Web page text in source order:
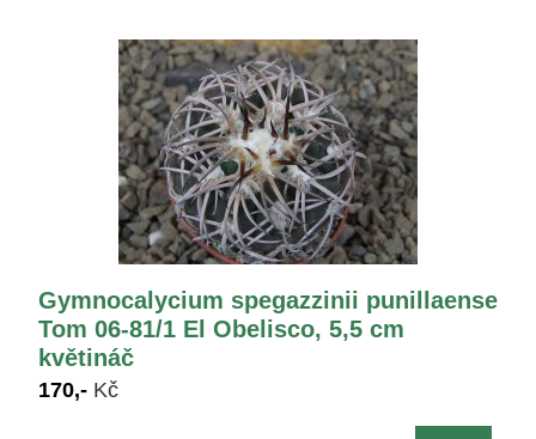
Gymnocalycium spegazzinii punillaense
Tom 06-81/1 El Obelisco, 5,5 cm
květináč
170,- Kč